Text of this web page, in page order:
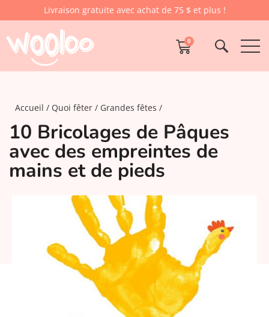
Livraison gratuite avec achat de 75 $ et plus !
0
Accueil Quoi fêter Grandes fêtes
10 Bricolages de Pâques
avec des empreintes de
mains et de pieds